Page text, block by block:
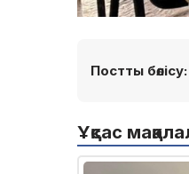
Постты бөлісу:
Ұқсас